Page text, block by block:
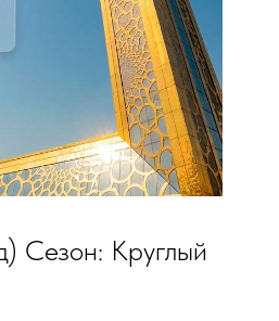
Сезон: Круглый